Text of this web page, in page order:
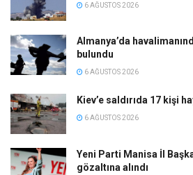
6 AĞUSTOS 2026
Almanya’da
bulundu
6 AĞUSTOS 2026
Kiev’e saldırıda 17 kişi
6 AĞUSTOS 2026
Yeni Parti Manisa İl
gözaltına alındı